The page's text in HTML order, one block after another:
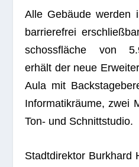
Alle Gebäude wer­den
bar­rie­re­frei
schoss­flä­che von
erhält der neue
Aula mit
Infor­ma­tik­räume, zwei
Ton- und Schnittstudio.
Stadt­di­rek­tor Burk­hard